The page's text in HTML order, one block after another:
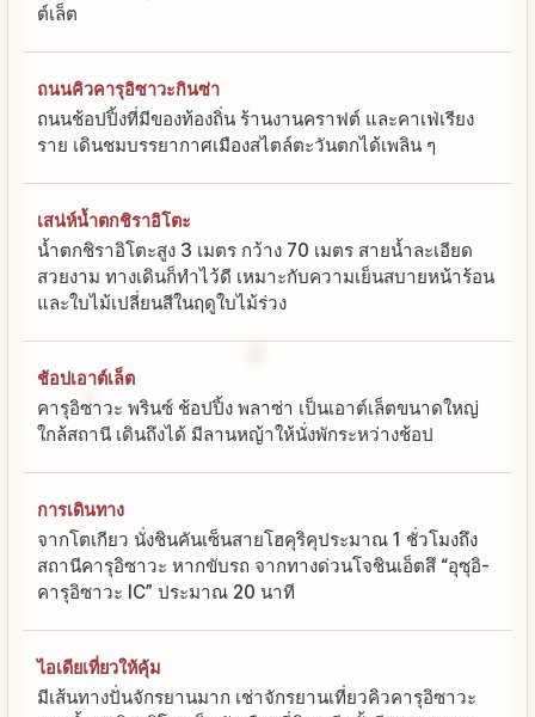
ต์เล็ต
ถนนคิวคารุอิซาวะกินซ่า
ถนนช้อปปิ้งที่มีของท้องถิ่น ร้านงานคราฟต์ และคาเฟ่เรียง
ราย เดินชมบรรยากาศเมืองสไตล์ตะวันตกได้เพลิน ๆ
เสน่ห์น้ำตกชิราอิโตะ
น้ำตกชิราอิโตะสูง 3 เมตร กว้าง 70 เมตร สายน้ำละเอียด
สวยงาม ทางเดินก็ทำไว้ดี เหมาะกับความเย็นสบายหน้าร้อน
และใบไม้เปลี่ยนสีในฤดูใบไม้ร่วง
ช้อปเอาต์เล็ต
คารุอิซาวะ พรินซ์ ช้อปปิ้ง พลาซ่า เป็นเอาต์เล็ตขนาดใหญ่
ใกล้สถานี เดินถึงได้ มีลานหญ้าให้นั่งพักระหว่างช้อป
การเดินทาง
จากโตเกียว นั่งชินคันเซ็นสายโฮคุริคุประมาณ 1 ชั่วโมงถึง
สถานีคารุอิซาวะ หากขับรถ จากทางด่วนโจชินเอ็ตสึ “อุซุอิ-
คารุอิซาวะ IC” ประมาณ 20 นาที
ไอเดียเที่ยวให้คุ้ม
มีเส้นทางปั่นจักรยานมาก เช่าจักรยานเที่ยวคิวคารุอิซาวะ